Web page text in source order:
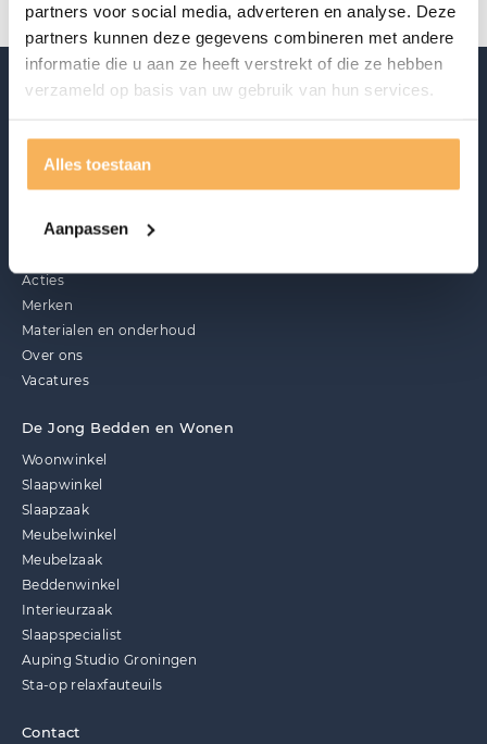
partners voor social media, adverteren en analyse. Deze
partners kunnen deze gegevens combineren met andere
informatie die u aan ze heeft verstrekt of die ze hebben
verzameld op basis van uw gebruik van hun services.
Alles toestaan
Aanpassen
Acties
Merken
Materialen en onderhoud
Over ons
Vacatures
De Jong Bedden en Wonen
Woonwinkel
Slaapwinkel
Slaapzaak
Meubelwinkel
Meubelzaak
Beddenwinkel
Interieurzaak
Slaapspecialist
Auping Studio Groningen
Sta-op relaxfauteuils
Contact